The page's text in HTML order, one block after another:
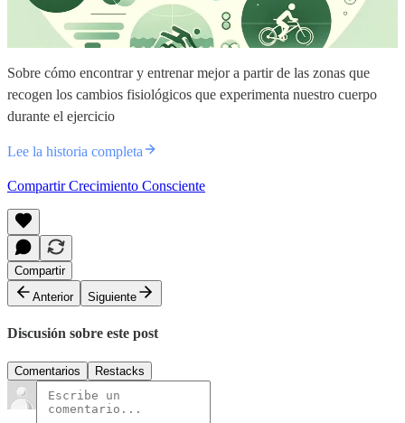
Sobre cómo encontrar y entrenar mejor a partir de las zonas que
recogen los cambios fisiológicos que experimenta nuestro cuerpo
durante el ejercicio
Lee la historia completa
Compartir Crecimiento Consciente
Compartir
Anterior
Siguiente
Discusión sobre este post
Comentarios Restacks